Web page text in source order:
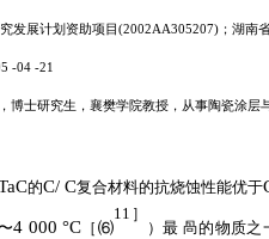
发展计划资助项目 (2002AA305207)； 湖南
-04 -21
博士研究生，襄樊学院教授，从事陶瓷涂层
的C/ C复合材料的抗烧蚀性能优于
4 000°C ［ ⑹
11］
）最 咼的物质之